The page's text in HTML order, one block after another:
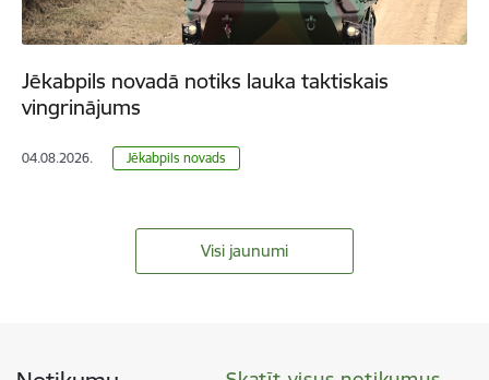
Jēkabpils novadā notiks lauka taktiskais
vingrinājums
04.08.2026. Jēkabpils novads
Visi jaunumi